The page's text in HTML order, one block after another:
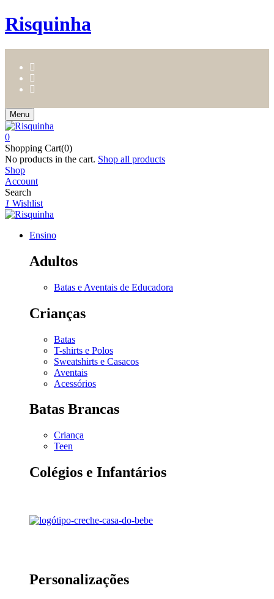
Risquinha
Menu
0
Shopping Cart(0)
No products in the cart. Shop all products
Shop
Account
Search
1 Wishlist
Ensino
Adultos
Batas e Aventais de Educadora
Crianças
Batas
T-shirts e Polos
Sweatshirts e Casacos
Aventais
Acessórios
Batas Brancas
Criança
Teen
Colégios e Infantários
Personalizações